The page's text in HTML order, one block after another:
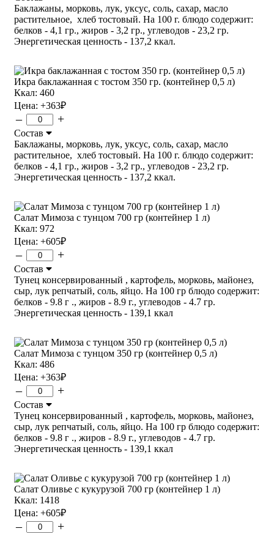
Баклажаны, морковь, лук, уксус, соль, сахар, масло
растительное, хлеб тостовый. На 100 г. блюдо содержит:
белков - 4,1 гр., жиров - 3,2 гр., углеводов - 23,2 гр.
Энергетическая ценность - 137,2 ккал.
Икра баклажанная с тостом 350 гр. (контейнер 0,5 л)
Ккал: 460
Цена: +363₽
– +
Состав
Баклажаны, морковь, лук, уксус, соль, сахар, масло
растительное, хлеб тостовый. На 100 г. блюдо содержит:
белков - 4,1 гр., жиров - 3,2 гр., углеводов - 23,2 гр.
Энергетическая ценность - 137,2 ккал.
Салат Мимоза с тунцом 700 гр (контейнер 1 л)
Ккал: 972
Цена: +605₽
– +
Состав
Тунец консервированный , картофель, морковь, майонез,
сыр, лук репчатый, соль, яйцо. На 100 гр блюдо содержит:
белков - 9.8 г ., жиров - 8.9 г., углеводов - 4.7 гр.
Энергетическая ценность - 139,1 ккал
Салат Мимоза с тунцом 350 гр (контейнер 0,5 л)
Ккал: 486
Цена: +363₽
– +
Состав
Тунец консервированный , картофель, морковь, майонез,
сыр, лук репчатый, соль, яйцо. На 100 гр блюдо содержит:
белков - 9.8 г ., жиров - 8.9 г., углеводов - 4.7 гр.
Энергетическая ценность - 139,1 ккал
Салат Оливье с кукурузой 700 гр (контейнер 1 л)
Ккал: 1418
Цена: +605₽
– +